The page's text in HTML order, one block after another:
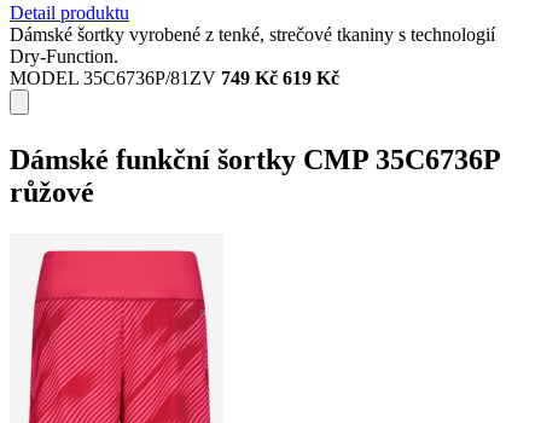
Detail produktu
Dámské šortky vyrobené z tenké, strečové tkaniny s technologií
Dry-Function.
MODEL 35C6736P/81ZV 749 Kč 619 Kč
Dámské funkční šortky CMP 35C6736P
růžové